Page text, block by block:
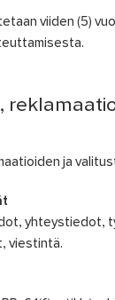
viiden (5)
ja
yhteystiedot,
viestintä.